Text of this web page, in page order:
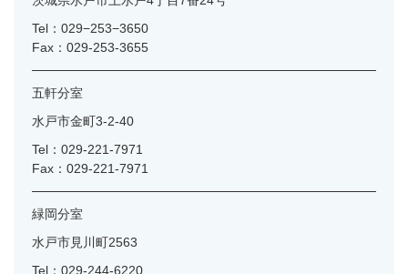
Tel：029−253−3650
Fax：029-253-3655
五軒分室
水戸市金町3-2-40
Tel：029-221-7971
Fax：029-221-7971
緑岡分室
水戸市見川町2563
Tel：029-244-6220